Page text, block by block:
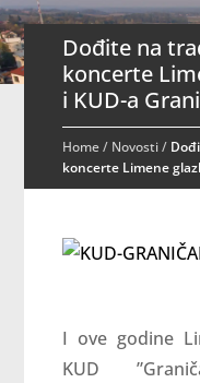
Dođite na
koncerte
i KUD-a
Home/ Novosti/
koncerte Limene
I ove godine
KUD